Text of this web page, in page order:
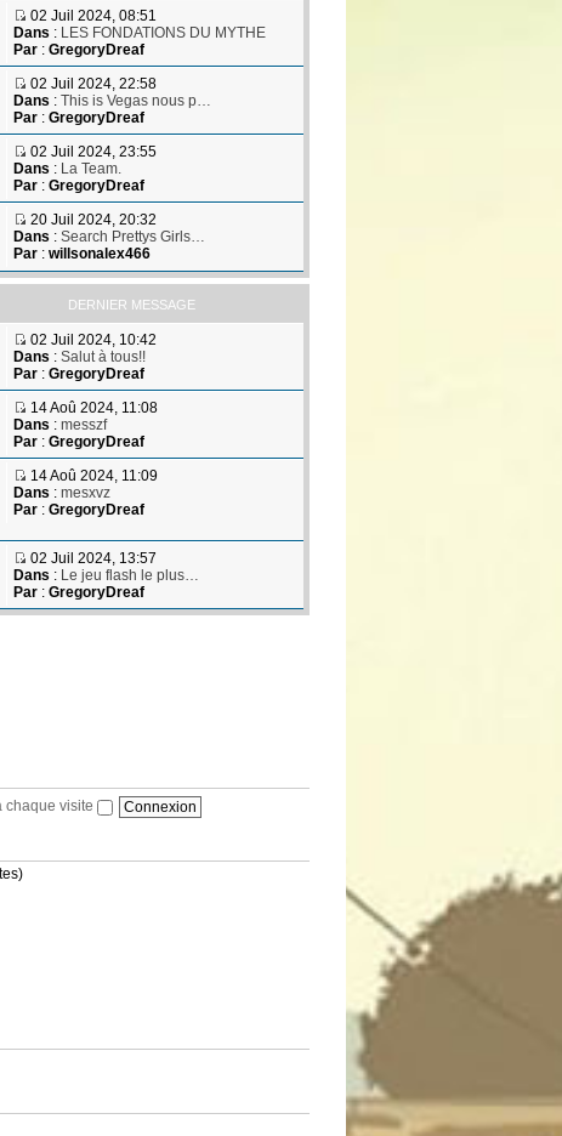
02 Juil 2024, 08:51
Dans : LES FONDATIONS DU MYTHE
Par: GregoryDreaf
02 Juil 2024, 22:58
Dans : This is Vegas nous p…
Par: GregoryDreaf
02 Juil 2024, 23:55
Dans : La Team.
Par: GregoryDreaf
20 Juil 2024, 20:32
Dans : Search Prettys Girls…
Par: willsonalex466
DERNIER MESSAGE
02 Juil 2024, 10:42
Dans : Salut à tous!!
Par: GregoryDreaf
14 Aoû 2024, 11:08
Dans : messzf
Par: GregoryDreaf
14 Aoû 2024, 11:09
Dans : mesxvz
Par: GregoryDreaf
02 Juil 2024, 13:57
Dans : Le jeu flash le plus…
Par: GregoryDreaf
chaque visite